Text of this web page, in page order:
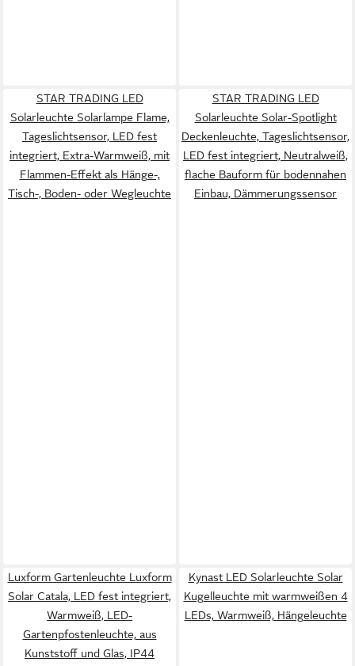
STAR TRADING LED
Solarleuchte Solarlampe Flame,
Tageslichtsensor, LED fest
integriert, Extra-Warmweiß, mit
Flammen-Effekt als Hänge-,
Tisch-, Boden- oder Wegleuchte
STAR TRADING LED
Solarleuchte Solar-Spotlight
Deckenleuchte, Tageslichtsensor,
LED fest integriert, Neutralweiß,
flache Bauform für bodennahen
Einbau, Dämmerungssensor
Luxform Gartenleuchte Luxform
Solar Catala, LED fest integriert,
Warmweiß, LED-
Gartenpfostenleuchte, aus
Kunststoff und Glas, IP44
Kynast LED Solarleuchte Solar
Kugelleuchte mit warmweißen 4
LEDs, Warmweiß, Hängeleuchte